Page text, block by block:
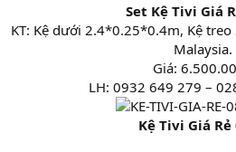
Set Kệ Tivi Giá
KT: Kệ dưới 2.4*0.25*0.4m, Kệ
Malaysia.
Giá:
LH: 0932 649 279 –
Kệ Tivi Giá Rẻ